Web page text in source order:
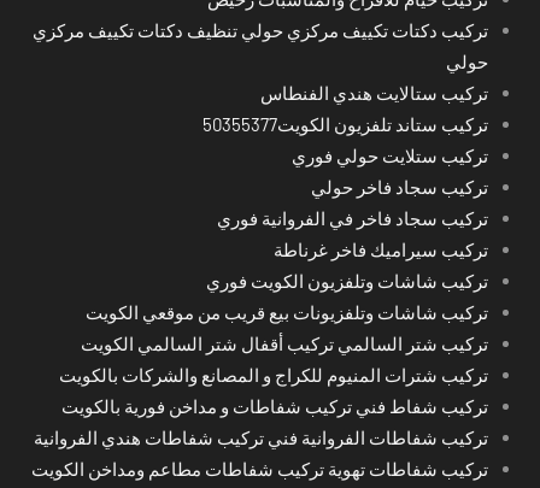
تركيب دكتات تكييف مركزي حولي تنظيف دكتات تكييف مركزي
حولي
تركيب ستالايت هندي الفنطاس
تركيب ستاند تلفزيون الكويت50355377
تركيب ستلايت حولي فوري
تركيب سجاد فاخر حولي
تركيب سجاد فاخر في الفروانية فوري
تركيب سيراميك فاخر غرناطة
تركيب شاشات وتلفزيون الكويت فوري
تركيب شاشات وتلفزيونات بيع قريب من موقعي الكويت
تركيب شتر السالمي تركيب أقفال شتر السالمي الكويت
تركيب شترات المنيوم للكراج و المصانع والشركات بالكويت
تركيب شفاط فني تركيب شفاطات و مداخن فورية بالكويت
تركيب شفاطات الفروانية فني تركيب شفاطات هندي الفروانية
تركيب شفاطات تهوية تركيب شفاطات مطاعم ومداخن الكويت